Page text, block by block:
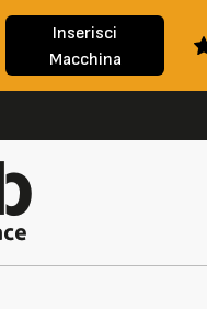
Inserisci
Macchina